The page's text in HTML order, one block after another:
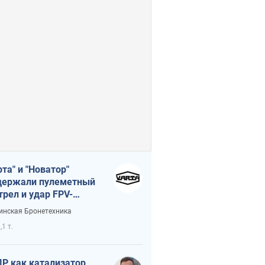
и "Новатор"
пулеметный
и удар FPV-
сохранив жизнь
Бронетехника
т.